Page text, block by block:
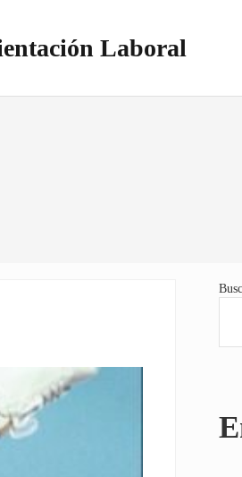
Laboral